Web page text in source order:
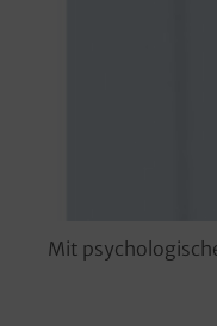
Mit